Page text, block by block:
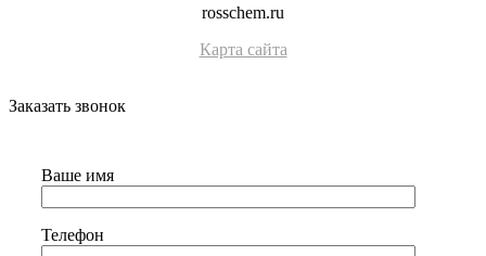
rosschem.ru
Карта сайта
Заказать звонок
Ваше имя
Телефон